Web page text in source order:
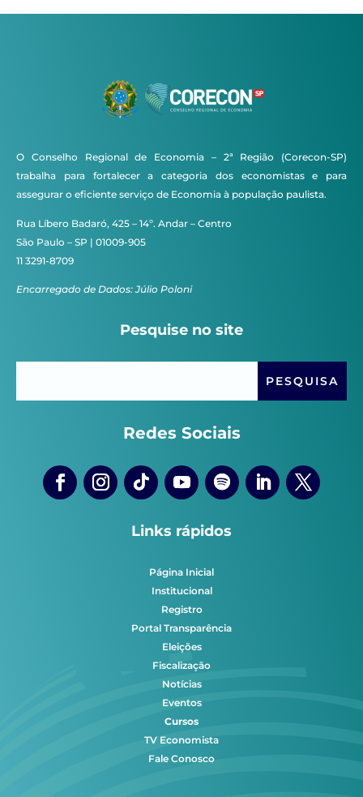
O Conselho Regional de Economia – 2ª Região (Corecon-SP)
trabalha para fortalecer a categoria dos economistas e para
assegurar o eficiente serviço de Economia à população paulista.
Rua Líbero Badaró, 425 – 14º. Andar – Centro
São Paulo – SP | 01009-905
11 3291-8709
Encarregado de Dados: Júlio Poloni
Pesquise no site
Redes Sociais
Links rápidos
Página Inicial
Institucional
Registro
Portal Transparência
Eleições
Fiscalização
Notícias
Eventos
Cursos
TV Economista
Fale Conosco